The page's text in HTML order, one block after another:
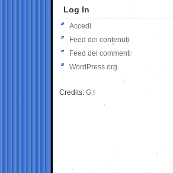
Log In
Accedi
Feed dei contenuti
Feed dei commenti
WordPress.org
Credits: G.I